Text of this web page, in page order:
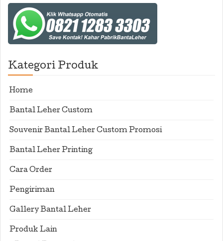
Kategori Produk
Home
Bantal Leher Custom
Souvenir Bantal Leher Custom Promosi
Bantal Leher Printing
Cara Order
Pengiriman
Gallery Bantal Leher
Produk Lain